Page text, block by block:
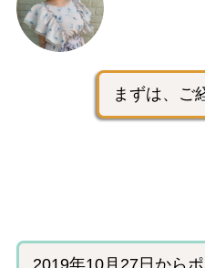
まずは、ご
2019年10月27日から